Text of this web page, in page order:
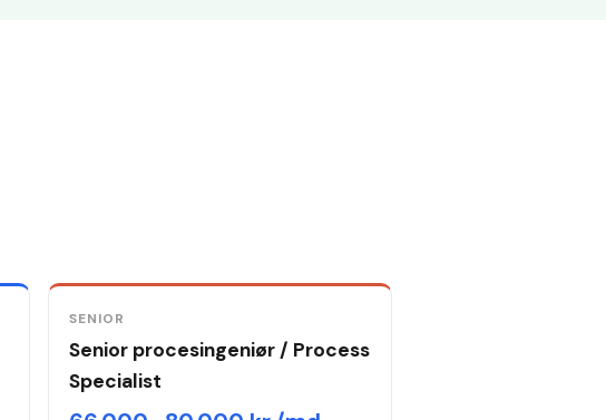
SENIOR
Senior procesingeniør / Process
Specialist